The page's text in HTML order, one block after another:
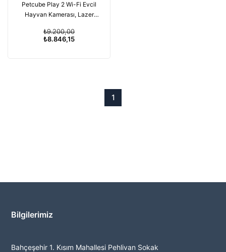
Petcube Play 2 Wi-Fi Evcil
Hayvan Kamerası, Lazer
için
₺8.846,15
₺9.200,00
1
Bilgilerimiz
Bahçeşehir 1. Kısım Mahallesi Pehlivan Sokak